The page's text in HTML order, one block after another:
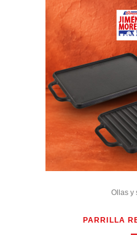
Ollas y
PARRILLA